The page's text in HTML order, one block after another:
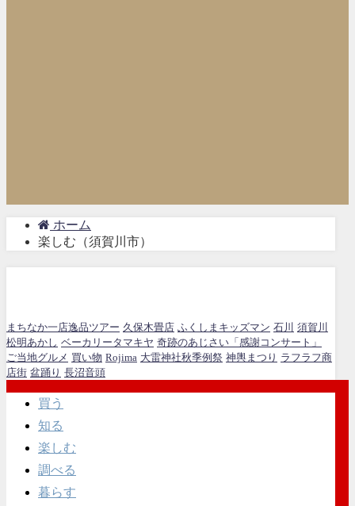
ホーム
楽しむ（須賀川市）
まちなか一店逸品ツアー 久保木畳店 ふくしまキッズマン 石川 須賀川
松明あかし ベーカリータマキヤ 奇跡のあじさい「感謝コンサート」
ご当地グルメ 買い物 Rojima 大雷神社秋季例祭 神輿まつり ラフラフ商
店街 盆踊り 長沼音頭
買う
知る
楽しむ
調べる
暮らす